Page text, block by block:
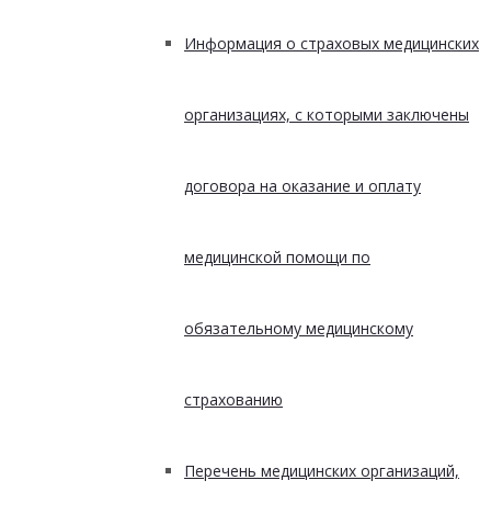
Информация о страховых медицинских
организациях, с которыми заключены
договора на оказание и оплату
медицинской помощи по
обязательному медицинскому
страхованию
Перечень медицинских организаций,